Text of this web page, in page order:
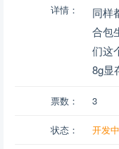
详情：
同样
合包
们这
8g显
票数： 3
状态： 开发中